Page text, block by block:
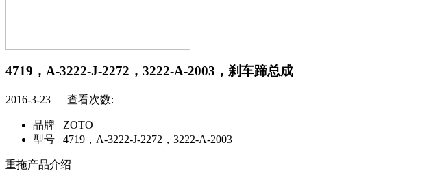
4719，A-3222-J-2272，3222-A-2003，刹车蹄总成
2016-3-23 查看次数:
品牌 ZOTO
型号 4719，A-3222-J-2272，3222-A-2003
重拖产品介绍